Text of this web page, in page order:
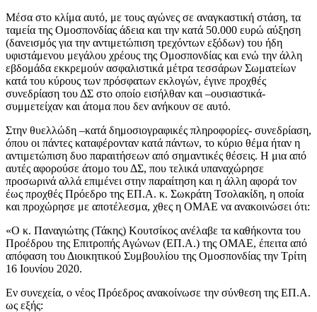
Μέσα στο κλίμα αυτό, με τους αγώνες σε αναγκαστική στάση, τα
ταμεία της Ομοσπονδίας άδεια και την κατά 50.000 ευρώ αύξηση
(δανεισμός για την αντιμετώπιση τρεχόντων εξόδων) του ήδη
υφιστάμενου μεγάλου χρέους της Ομοσπονδίας και ενώ την άλλη
εβδομάδα εκκρεμούν ασφαλιστικά μέτρα τεσσάρων Σωματείων
κατά του κύρους των πρόσφατων εκλογών, έγινε προχθές
συνεδρίαση του ΔΣ στο οποίο εισήλθαν και –ουσιαστικά-
συμμετείχαν και άτομα που δεν ανήκουν σε αυτό.
Στην θυελλώδη –κατά δημοσιογραφικές πληροφορίες- συνεδρίαση,
όπου οι πάντες καταφέρονταν κατά πάντων, το κύριο θέμα ήταν η
αντιμετώπιση δυο παραιτήσεων από σημαντικές θέσεις. Η μια από
αυτές αφορούσε άτομο του ΔΣ, που τελικά υπαναχώρησε
προσωρινά αλλά επιμένει στην παραίτηση και η άλλη αφορά τον
έως προχθές Πρόεδρο της ΕΠ.Α. κ. Σωκράτη Τσολακίδη, η οποία
και προχώρησε με αποτέλεσμα, χθες η ΟΜΑΕ να ανακοινώσει ότι:
«Ο κ. Παναγιώτης (Τάκης) Κουτσίκος ανέλαβε τα καθήκοντα του
Προέδρου της Επιτροπής Αγώνων (ΕΠ.Α.) της ΟΜΑΕ, έπειτα από
απόφαση του Διοικητικού Συμβουλίου της Ομοσπονδίας την Τρίτη
16 Ιουνίου 2020.
Εν συνεχεία, ο νέος Πρόεδρος ανακοίνωσε την σύνθεση της ΕΠ.Α.
ως εξής: